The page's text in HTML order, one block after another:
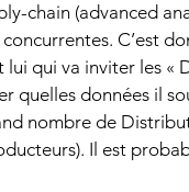
chain (advanced
C’est
lui qui va inviter les
quelles données il
nombre de
Il est